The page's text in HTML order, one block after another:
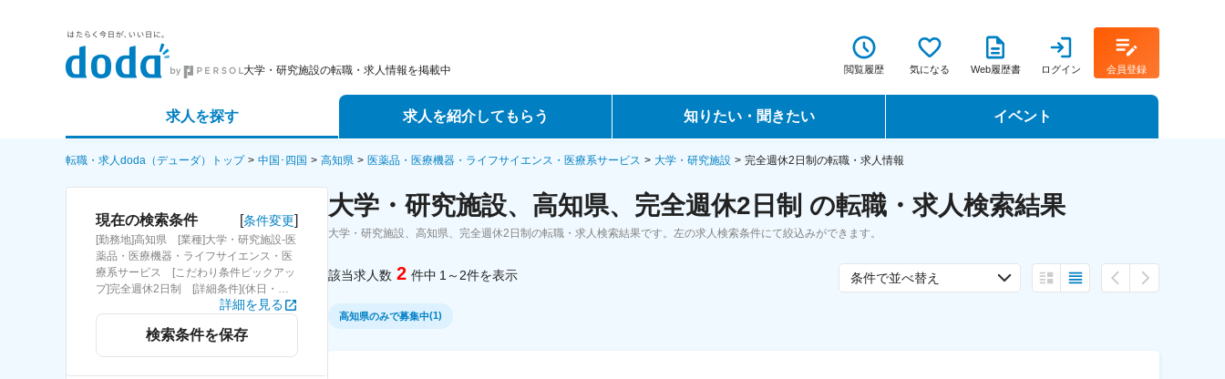
大学・研究施設の転職・求人情報を掲載中 閲覧履歴 気になる Web履歴書 ログイン 会員登録
求人を探す
詳細条件から探す
求人特集から探す
求人を紹介してもらう
エージェントサービス
スカウトサービス
知りたい・聞きたい
転職ノウハウ
データで見る転職
イベント
転職フェア
転職・求人doda（デューダ）トップ 中国･四国 高知県 医薬品・医療機器・ライフサイエンス・医療系サービス 大学・研究施設 完全週休2日制の転職・求人情報
現在の検索条件 [条件変更]
[勤務地]高知県 [業種]大学・研究施設-医
薬品・医療機器・ライフサイエンス・医
療系サービス [こだわり条件ピックアッ
プ]完全週休2日制 [詳細条件](休日・働
詳細を見る
検索条件を保存
大学・研究施設、高知県、完全週休2日制 の転職・求人検索結果
大学・研究施設、高知県、完全週休2日制の転職・求人検索結果です。左の求人検索条件にて絞込みができます。
該当求人数 2 件中 1～2件を表示 条件で並べ替え
高知県のみで募集中(1)